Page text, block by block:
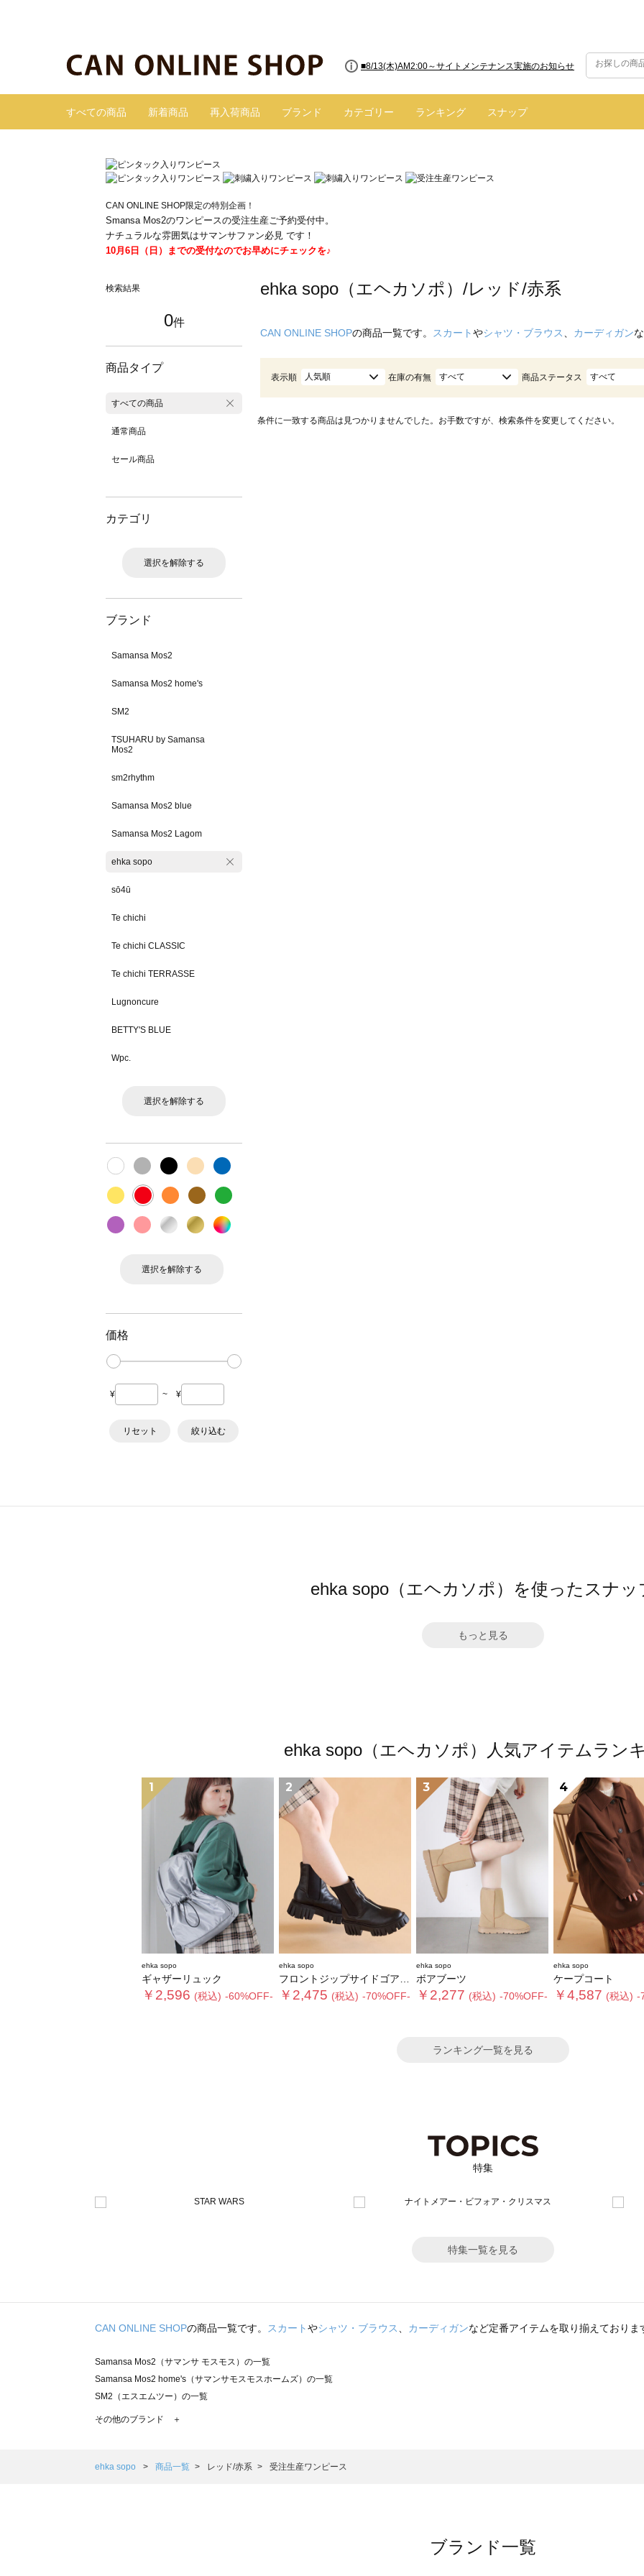
■8/13(木)AM2:00～サイトメンテナンス実施のお知らせ
すべての商品 新着商品 再入荷商品 ブランド カテゴリー ランキング スナップ
CAN ONLINE SHOP限定の特別企画！
Smansa Mos2のワンピースの受注生産ご予約受付中。
ナチュラルな雰囲気はサマンサファン必見 です！
10月6日（日）までの受付なのでお早めにチェックを♪
検索結果
0件
商品タイプ
すべての商品
通常商品
セール商品
カテゴリ
選択を解除する
ブランド
Samansa Mos2
Samansa Mos2 home's
SM2
TSUHARU by Samansa
Mos2
sm2rhythm
Samansa Mos2 blue
Samansa Mos2 Lagom
ehka sopo
sō4ū
Te chichi
Te chichi CLASSIC
Te chichi TERRASSE
Lugnoncure
BETTY'S BLUE
Wpc.
選択を解除する
選択を解除する
価格
¥ ~ ¥
リセット 絞り込む
ehka sopo（エヘカソポ）/レッド/赤系
CAN ONLINE SHOPの商品一覧です。 スカートやシャツ・ブラウス カーディガン
表示順 人気順 在庫の有無 すべて 商品ステータス すべて
条件に一致する商品は見つかりませんでした。お手数ですが、検索条件を変更してください。
ehka sopo（エヘカソポ）を使ったスナッ
もっと見る
ehka sopo（エヘカソポ）人気アイテムラン
1
ehka sopo
ギャザーリュック
￥2,596 (税込) -60%OFF-
2
ehka sopo
フロントジップサイドゴアブーツ
￥2,475 (税込) -70%OFF-
3
ehka sopo
ボアブーツ
￥2,277 (税込) -70%OFF-
4
ehka sopo
ケープコート
￥4,587 (税込) -
ランキング一覧を見る
特集
特集一覧を見る
CAN ONLINE SHOPの商品一覧です。 スカートやシャツ・ブラウス、 カーディガンなど定番アイテムを取り揃えておりま
Samansa Mos2（サマンサ モスモス）の一覧
Samansa Mos2 home's（サマンサモスモスホームズ）の一覧
SM2（エスエムツー）の一覧
TSUHARU by Samansa Mos2（ツハルバイサマンサモスモス）の一覧
Samansa Mos2 Lagom（サマンサモスモス ラーゴム）の一覧
その他のブランド ＋
ehka sopo 商品一覧 レッド/赤系 受注生産ワンピース
ブランド一覧